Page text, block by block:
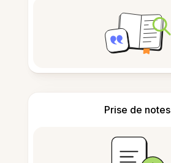
Prise de notes